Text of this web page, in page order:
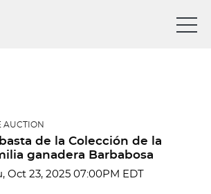
AUCTION
de la Colección de la
ganadera Barbabosa
Oct 23, 2025 07:00PM EDT